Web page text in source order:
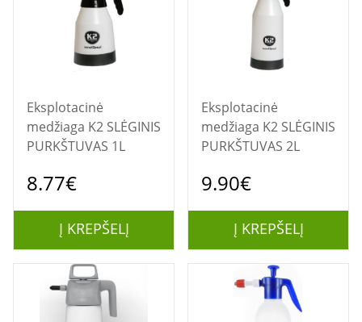
Eksplotacinė
medžiaga K2 SLĖGINIS
PURKŠTUVAS 1L
8.77€
Į KREPŠELĮ
Eksplotacinė
medžiaga K2 SLĖGINIS
PURKŠTUVAS 2L
9.90€
Į KREPŠELĮ